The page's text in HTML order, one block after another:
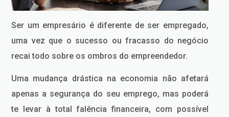
Ser um empresário é diferente de ser empregado,
uma vez que o sucesso ou fracasso do negócio
recai todo sobre os ombros do empreendedor.
Uma mudança drástica na economia não afetará
apenas a segurança do seu emprego, mas poderá
te levar à total falência financeira, com possível